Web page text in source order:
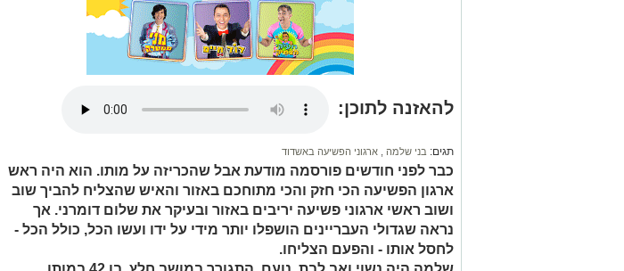
להאזנה לתוכן:
תגים: בני שלמה ארגוני הפשיעה באשדוד
כבר לפני חודשים פורסמה מודעת אבל שהכריזה על מותו. הוא היה ראש
ארגון הפשיעה הכי חזק והכי מתוחכם באזור והאיש שהצליח להביך שוב
ושוב ראשי ארגוני פשיעה יריבים באזור ובעיקר את שלום דומרני. אך
נראה שגדולי העבריינים הושפלו יותר מידי על ידו ועשו הכל, כולל הכל -
לחסל אותו - והפעם הצליחו.